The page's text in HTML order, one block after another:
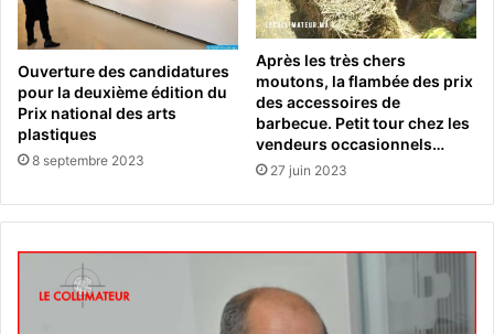
Ouverture des candidatures
pour la deuxième édition du
Prix national des arts
plastiques
8 septembre 2023
Après les très chers
moutons, la flambée des prix
des accessoires de
barbecue. Petit tour chez les
vendeurs occasionnels…
27 juin 2023